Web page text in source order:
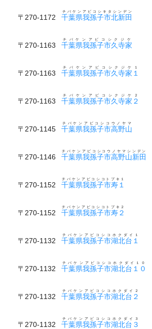
〒270-1172 千葉県我孫子市北新田
チバケンアビコシキタシンデン
〒270-1163 千葉県我孫子市久寺家
チバケンアビコシクジケ
〒270-1163 千葉県我孫子市久寺家１
チバケンアビコシクジケ１
〒270-1163 千葉県我孫子市久寺家２
チバケンアビコシクジケ２
〒270-1145 千葉県我孫子市高野山
チバケンアビコシコウノヤマ
〒270-1146 千葉県我孫子市高野山新田
チバケンアビコシコウノヤマシンデン
〒270-1152 千葉県我孫子市寿１
チバケンアビコシコトブキ１
〒270-1152 千葉県我孫子市寿２
チバケンアビコシコトブキ２
〒270-1132 千葉県我孫子市湖北台１
チバケンアビコシコホクダイ１
〒270-1132 千葉県我孫子市湖北台１０
チバケンアビコシコホクダイ１０
〒270-1132 千葉県我孫子市湖北台２
チバケンアビコシコホクダイ２
〒270-1132 千葉県我孫子市湖北台３
チバケンアビコシコホクダイ３